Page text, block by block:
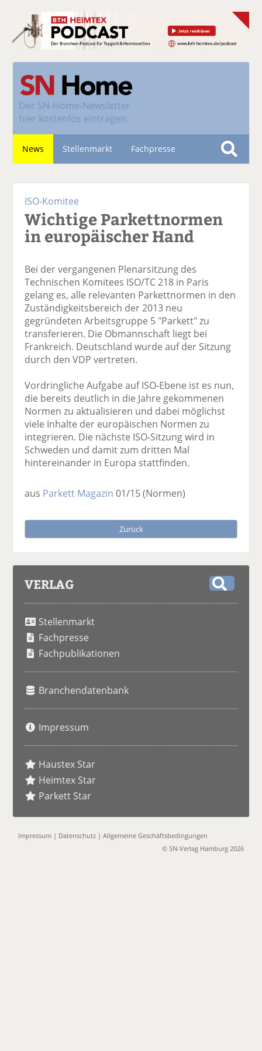
Der SN-Home-Newsletter
hier kostenlos eintragen
News Stellenmarkt Fachpresse
S
e
ISO-Komitee
Wichtige Parkettnormen
in europäischer Hand
Bei der vergangenen Plenarsitzung des
Technischen Komitees ISO/TC 218 in Paris
gelang es, alle relevanten Parkettnormen in den
Zuständigkeitsbereich der 2013 neu
gegründeten Arbeitsgruppe 5 "Parkett" zu
transferieren. Die Obmannschaft liegt bei
Frankreich. Deutschland wurde auf der Sitzung
durch den VDP vertreten.
Vordringliche Aufgabe auf ISO-Ebene ist es nun,
die bereits deutlich in die Jahre gekommenen
Normen zu aktualisieren und dabei möglichst
viele Inhalte der europäischen Normen zu
integrieren. Die nächste ISO-Sitzung wird in
Schweden und damit zum dritten Mal
hintereinander in Europa stattfinden.
aus Parkett Magazin 01/15(Normen)
Zurück
VERLAG
Stellenmarkt
Fachpresse
Fachpublikationen
Branchendatenbank
Impressum
Haustex Star
Heimtex Star
Parkett Star
Impressum | Datenschutz |Allgemeine Geschäftsbedingungen
© SN-Verlag Hamburg 2026